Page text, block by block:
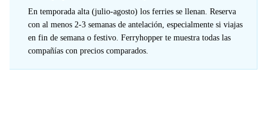
En temporada alta (julio-agosto) los ferries se llenan. Reserva
con al menos 2-3 semanas de antelación, especialmente si viajas
en fin de semana o festivo. Ferryhopper te muestra todas las
compañías con precios comparados.